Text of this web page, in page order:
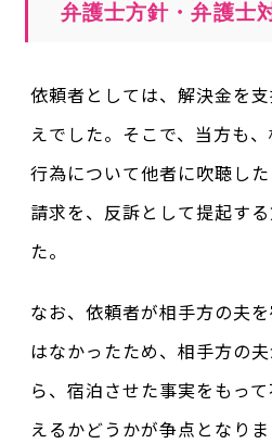
弁護士方針・弁護士
依頼者としては、解決金を
えでした。そこで、当方も
行為について他者に吹聴し
請求を、反訴として提起す
た。
なお、依頼者が相手方の夫
はなかったため、相手方の
ら、宿泊させた事実をもっ
えるかどうかが争点となりま